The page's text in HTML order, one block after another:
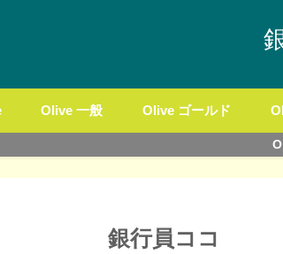
Olive 一般 Olive ゴールド
銀行員ココ